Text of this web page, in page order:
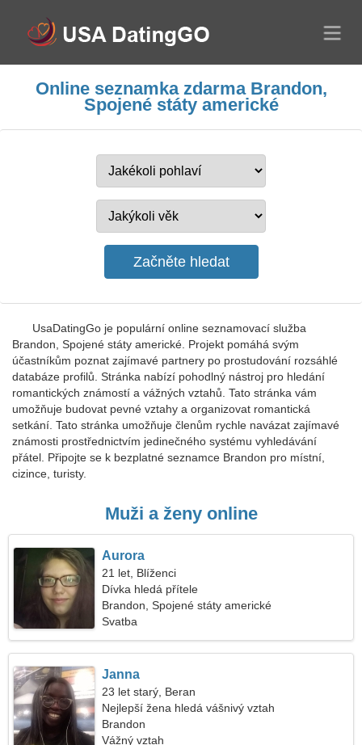
Online seznamka zdarma Brandon,
Spojené státy americké
UsaDatingGo je populární online seznamovací služba
Brandon, Spojené státy americké. Projekt pomáhá svým
účastníkům poznat zajímavé partnery po prostudování rozsáhlé
databáze profilů. Stránka nabízí pohodlný nástroj pro hledání
romantických známostí a vážných vztahů. Tato stránka vám
umožňuje budovat pevné vztahy a organizovat romantická
setkání. Tato stránka umožňuje členům rychle navázat zajímavé
známosti prostřednictvím jedinečného systému vyhledávání
přátel. Připojte se k bezplatné seznamce Brandon pro místní,
cizince, turisty.
Muži a ženy online
Aurora
21 let, Blíženci
Dívka hledá přítele
Brandon, Spojené státy americké
Svatba
Janna
23 let starý, Beran
Nejlepší žena hledá vášnivý vztah
Brandon
Vážný vztah